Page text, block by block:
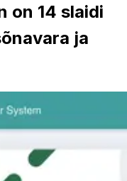
on 14 slaidi
ja